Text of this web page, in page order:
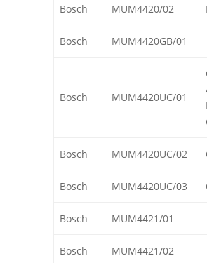
Bosch MUM4420/02
Bosch MUM4420GB/01
Bosch MUM4420UC/01
Bosch MUM4420UC/02
Bosch MUM4420UC/03
Bosch MUM4421/01
Bosch MUM4421/02